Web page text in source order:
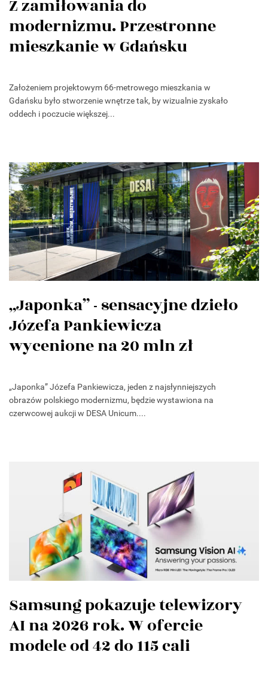
Z zamiłowania do
modernizmu. Przestronne
mieszkanie w Gdańsku
Założeniem projektowym 66-metrowego mieszkania w
Gdańsku było stworzenie wnętrze tak, by wizualnie zyskało
oddech i poczucie większej...
„Japonka” - sensacyjne dzieło
Józefa Pankiewicza
wycenione na 20 mln zł
„Japonka” Józefa Pankiewicza, jeden z najsłynniejszych
obrazów polskiego modernizmu, będzie wystawiona na
czerwcowej aukcji w DESA Unicum....
Samsung pokazuje telewizory
AI na 2026 rok. W ofercie
modele od 42 do 115 cali